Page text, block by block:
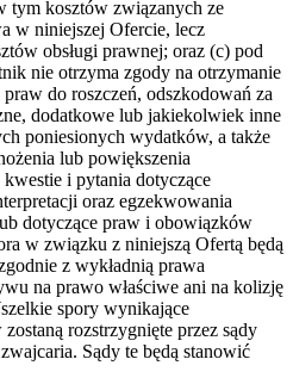
tym kosztów związanych ze
w niniejszej Ofercie, lecz
obsługi prawnej; oraz (c) pod
nie otrzyma zgody na otrzymanie
praw do roszczeń, odszkodowań za
dodatkowe lub jakiekolwiek inne
poniesionych wydatków, a także
lub powiększenia
i pytania dotyczące
oraz egzekwowania
dotyczące praw i obowiązków
w związku z niniejszą Ofertą będą
z wykładnią prawa
na prawo właściwe ani na kolizję
spory wynikające
rozstrzygnięte przez sądy
Sądy te będą stanowić